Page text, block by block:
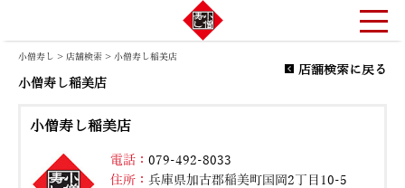
小僧寿し > 店舗検索 > 小僧寿し稲美店
小僧寿し稲美店
店舗検索に戻る
小僧寿し稲美店
電話： 079-492-8033
住所： 兵庫県加古郡稲美町国岡2丁目10-5